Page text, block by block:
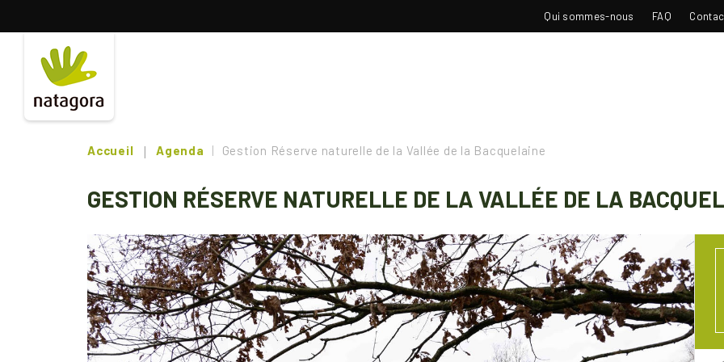
principal
TOP
NAVIGATION
Qui sommes-nous FAQ
Accueil Agenda Gestion Réserve naturelle de la Vallée de la Bacquelaine
GESTION RÉSERVE NATURELLE DE LA VALLÉE DE LA